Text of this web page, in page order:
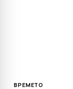
ВРЕМЕТО